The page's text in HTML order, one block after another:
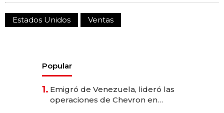
Estados Unidos Ventas
Popular
1. Emigró de Venezuela, lideró las
operaciones de Chevron en